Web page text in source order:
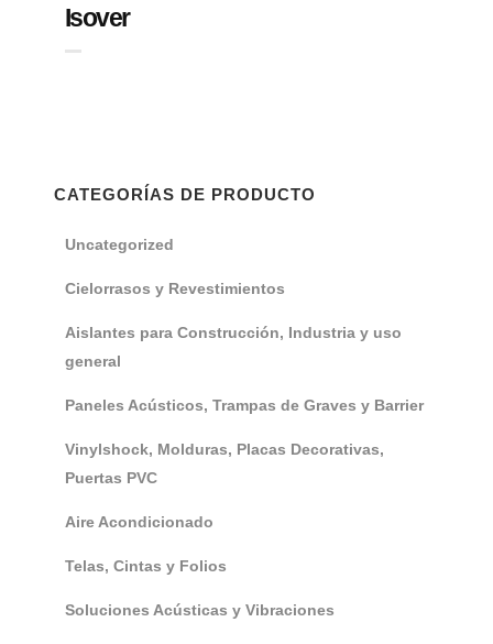
Isover
CATEGORÍAS DE PRODUCTO
Uncategorized
Cielorrasos y Revestimientos
Aislantes para Construcción, Industria y uso
general
Paneles Acústicos, Trampas de Graves y Barrier
Vinylshock, Molduras, Placas Decorativas,
Puertas PVC
Aire Acondicionado
Telas, Cintas y Folios
Soluciones Acústicas y Vibraciones